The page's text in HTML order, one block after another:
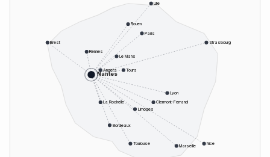
Nantes
Paris
Lyon
Marseille
Toulouse
Bordeaux
Nice
Strasbourg
Lille
Rennes
Angers
Le Mans
Tours
Limoges
Clermont-Ferrand
Rouen
Brest
La Rochelle